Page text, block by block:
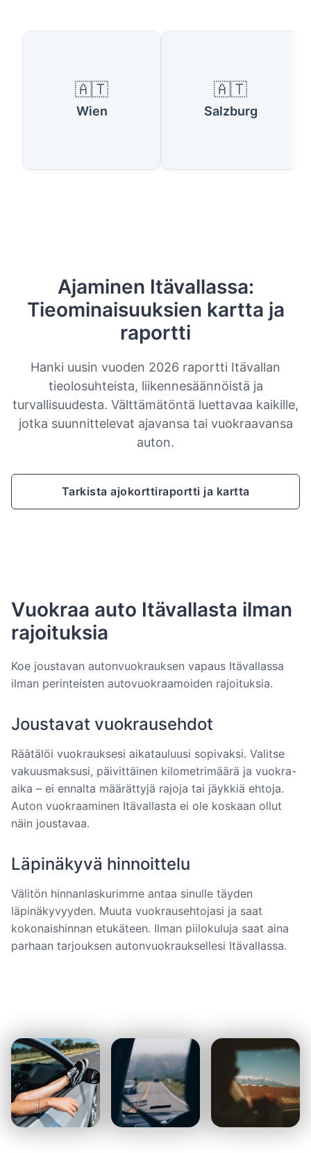
Suositut kaupungit Itävallassa
🇦🇹
Wien
🇦🇹
Salzburg
Ajaminen Itävallassa:
Tieominaisuuksien kartta ja
raportti
Hanki uusin vuoden 2026 raportti Itävallan
tieolosuhteista, liikennesäännöistä ja
turvallisuudesta. Välttämätöntä luettavaa kaikille,
jotka suunnittelevat ajavansa tai vuokraavansa
auton.
Tarkista ajokorttiraportti ja kartta
Vuokraa auto Itävallasta ilman
rajoituksia
Koe joustavan autonvuokrauksen vapaus Itävallassa
ilman perinteisten autovuokraamoiden rajoituksia.
Joustavat vuokrausehdot
Räätälöi vuokrauksesi aikatauluusi sopivaksi. Valitse
vakuusmaksusi, päivittäinen kilometrimäärä ja vuokra-
aika – ei ennalta määrättyjä rajoja tai jäykkiä ehtoja.
Auton vuokraaminen Itävallasta ei ole koskaan ollut
näin joustavaa.
Läpinäkyvä hinnoittelu
Välitön hinnanlaskurimme antaa sinulle täyden
läpinäkyvyyden. Muuta vuokrausehtojasi ja saat
kokonaishinnan etukäteen. Ilman piilokuluja saat aina
parhaan tarjouksen autonvuokrauksellesi Itävallassa.